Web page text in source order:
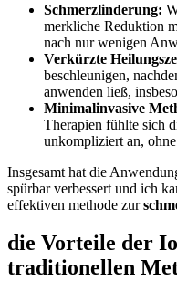
Schmerzlinderung:
merkliche ​Reduktion‌
nach nur ⁢wenigen
Verkürzte
beschleunigen,
anwenden⁤ ließ,
Minimalinvasive
Therapien fühlte sich
unkompliziert an,
Insgesamt hat ​die
spürbar verbessert und ich
effektiven methode zur
die Vorteile der
traditionellen